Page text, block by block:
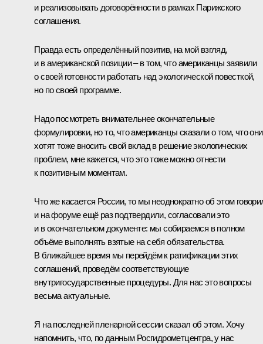
и реализовывать договорённости в рамках Парижского
соглашения.
Правда есть определённый позитив, на мой взгляд,
и в американской позиции – в том, что американцы заявили
о своей готовности работать над экологической повесткой,
но по своей программе.
Надо посмотреть внимательнее окончательные
формулировки, но то, что американцы сказали о том, что они
хотят тоже вносить свой вклад в решение экологических
проблем, мне кажется, что это тоже можно отнести
к позитивным моментам.
Что же касается России, то мы неоднократно об этом
и на форуме ещё раз подтвердили, согласовали это
и в окончательном документе: мы собираемся в полном
объёме выполнять взятые на себя обязательства.
В ближайшее время мы перейдём к ратификации этих
соглашений, проведём соответствующие
внутригосударственные процедуры. Для нас это вопросы
весьма актуальные.
Я на последней пленарной сессии сказал об этом. Хочу
напомнить, что, по данным Росгидрометцентра, у нас